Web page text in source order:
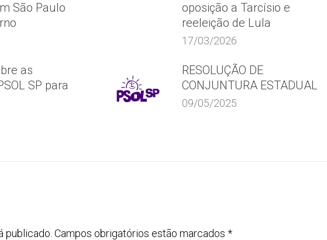
São Paulo
oposição a Tarcísio e
reeleição de Lula
17/03/2026
as
SP para
RESOLUÇÃO DE
CONJUNTURA ESTADUAL
09/05/2025
publicado. Campos obrigatórios estão marcados *